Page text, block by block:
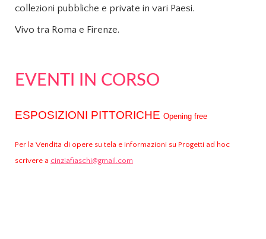
collezioni pubbliche e private in vari Paesi.
Vivo tra Roma e Firenze.
EVENTI IN CORSO
ESPOSIZIONI PITTORICHE Opening free
Per la Vendita di opere su tela e informazioni su Progetti ad hoc
scrivere a cinziafiaschi@gmail.com